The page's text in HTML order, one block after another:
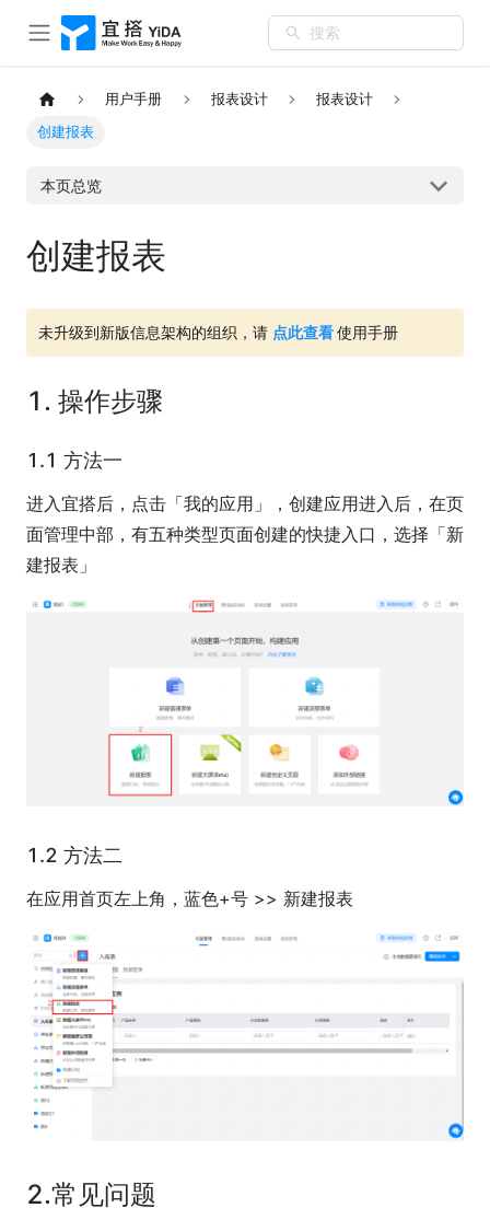
搜索
用户手册 报表设计 报表设计
创建报表
本页总览
创建报表
未升级到新版信息架构的组织，请 点此查看使用手册
1. 操作步骤
1.1 方法一
进入宜搭后，点击「我的应用」，创建应用进入后，在页
面管理中部，有五种类型页面创建的快捷入口，选择「新
建报表」
1.2 方法二
在应用首页左上角，蓝色+号 >> 新建报表
2.常见问题